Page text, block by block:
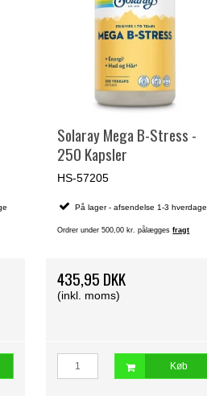
Solaray Mega B-Stress -
250 Kapsler
HS-57205
På lager - afsendelse 1-3 hverdage
Ordrer under 500,00 kr. pålæggesfragt
435,95 DKK
(inkl. moms)
Køb